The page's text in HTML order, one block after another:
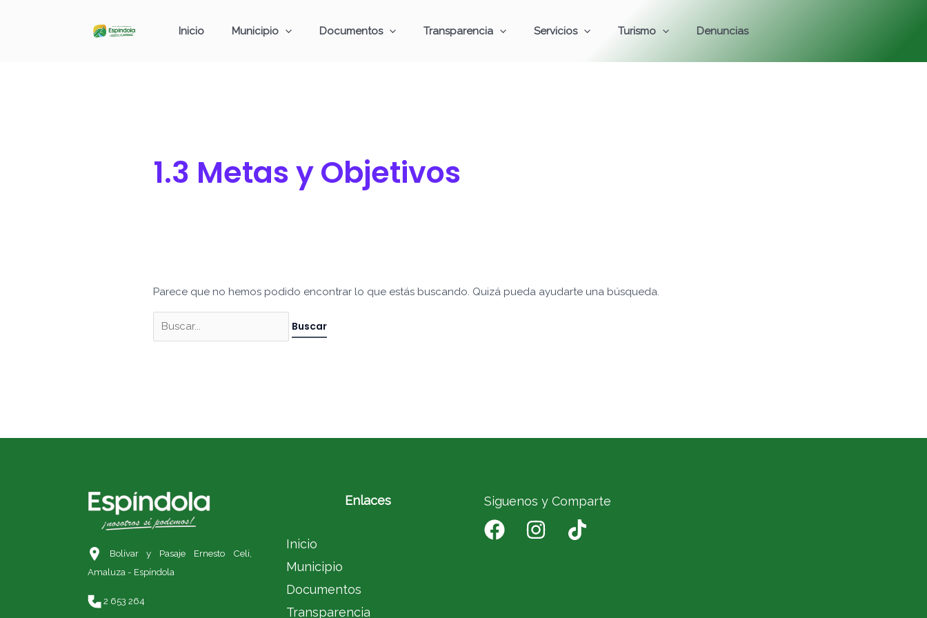
Inicio Municipio Documentos Transparencia Servicios Turismo Denuncias
1.3 Metas y Objetivos
Parece que no hemos podido encontrar lo que estás buscando. Quizá pueda ayudarte una búsqueda.
Bolívar y Pasaje Ernesto Celi,
Amaluza - Espíndola
2 653 264
Enlaces
Inicio
Municipio
Documentos
Transparencia
Siguenos y Comparte